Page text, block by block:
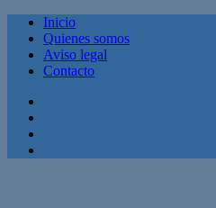
Inicio
Quienes somos
Aviso legal
Contacto